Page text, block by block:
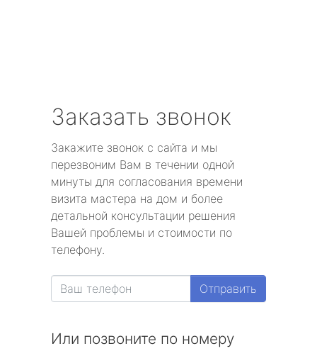
Заказать звонок
Закажите звонок с сайта и мы
перезвоним Вам в течении одной
минуты для согласования времени
визита мастера на дом и более
детальной консультации решения
Вашей проблемы и стоимости по
телефону.
Отправить
Или позвоните по номеру